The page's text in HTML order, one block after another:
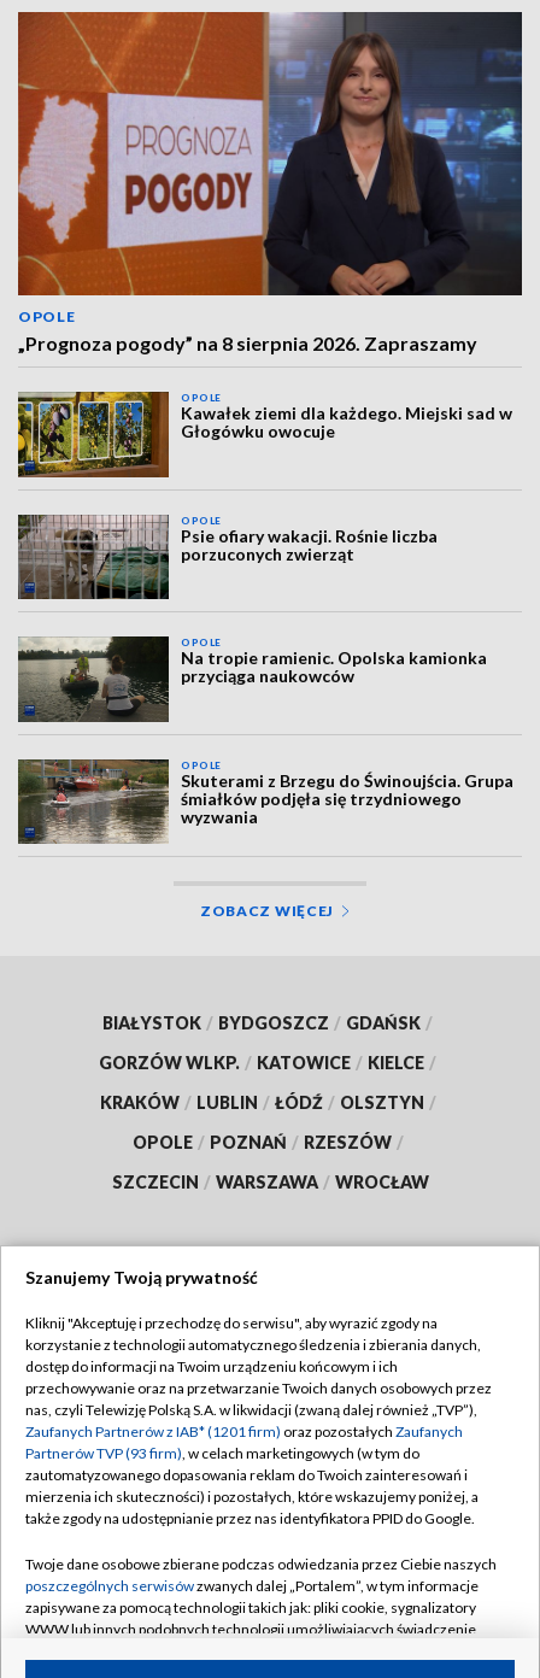
OPOLE
„Prognoza pogody” na 8 sierpnia 2026. Zapraszamy
OPOLE
Kawałek ziemi dla każdego. Miejski sad w
Głogówku owocuje
OPOLE
Psie ofiary wakacji. Rośnie liczba
porzuconych zwierząt
OPOLE
Na tropie ramienic. Opolska kamionka
przyciąga naukowców
OPOLE
Skuterami z Brzegu do Świnoujścia. Grupa
śmiałków podjęła się trzydniowego
wyzwania
ZOBACZ WIĘCEJ
BIAŁYSTOK / BYDGOSZCZ / GDAŃSK /
GORZÓW WLKP. / KATOWICE / KIELCE /
KRAKÓW / LUBLIN / ŁÓDŹ / OLSZTYN /
OPOLE / POZNAŃ / RZESZÓW /
SZCZECIN / WARSZAWA / WROCŁAW
TVP
Abonament TVP
Emisja w TVP
Centrum informacji TVP
Naziemna Telewizja Cyfrowa
Rada Programowa
System NOS
Informacje o nadawcy
Regulamin TVP
Polityka prywatności
Moje zgody
Pomoc
Kontakt
Kanały
Szanujemy Twoją prywatność
Kliknij "Akceptuję i przechodzę do serwisu", aby wyrazić zgody na
korzystanie z technologii automatycznego śledzenia i zbierania danych,
dostęp do informacji na Twoim urządzeniu końcowym i ich
przechowywanie oraz na przetwarzanie Twoich danych osobowych przez
nas, czyli Telewizję Polską S.A. w likwidacji (zwaną dalej również „TVP”),
Zaufanych Partnerów z IAB* (1201 firm) oraz pozostałych Zaufanych
Partnerów TVP (93 firm), w celach marketingowych (w tym do
zautomatyzowanego dopasowania reklam do Twoich zainteresowań i
mierzenia ich skuteczności) i pozostałych, które wskazujemy poniżej, a
także zgody na udostępnianie przez nas identyfikatora PPID do Google.
Twoje dane osobowe zbierane podczas odwiedzania przez Ciebie naszych
poszczególnych serwisówzwanych dalej „Portalem”, w tym informacje
zapisywane za pomocą technologii takich jak: pliki cookie, sygnalizatory
WWW lub innych podobnych technologii umożliwiających świadczenie